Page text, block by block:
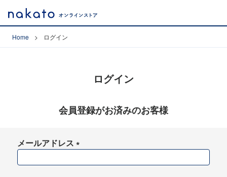
Home ログイン
ログイン
会員登録がお済みのお客様
メールアドレス